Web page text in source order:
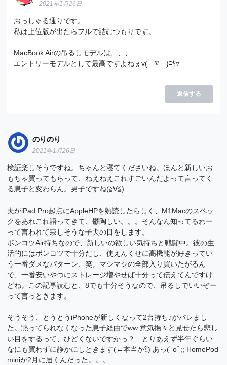
2021年1月26日
おっしゃる通りです。
私は上位版が出たらフルで詰むつもりです。
MacBook Airの吊るしモデルは、、、
エントリーモデルとして最高ですよねぇv(￣∇￣)ﾆﾔｯ
返信する
のりのり
2021年1月26日
検証楽しそうですね。ちゃんと寝てくださいね。ほんと新しいお
もちゃ買ってもらって、ねえねえこれすごいんだよって言ってく
る息子と変わらん。男子ですね(≧∀≦)
夫がiPad Pro起点にAppleHPを熟読したらしく、M1Macのスペッ
クをあれこれ語ってきて、鬱陶しい。。。そんなん知ってるわー
って言われて寂しそうな子犬の目をします。
ポンコツAir持ちなので、新しいの欲しい気持ちと戦闘中。彼の生
活的にはポンコツで十分だし、使えんくせに高機能が好きってい
う一番ダメなパターン、笑。マシマシの全部入り買いたがるん
で、一番安いやつにストレージ増やせば十分って伝えてんですけ
どね。この記事読むと、8でも十分そうなので、吊るしでいいぞー
って言っときます。
そうそう、とうとうiPhoneが新しくなって2台持ち♪がバレまし
た。黙ってられなくなった息子経由でww 意気揚々と見せたら悲し
い目をするって、ひどくないですかっ？ とりあえず半年ぐらい
なにも買わずに静かにしときます(←本当か⁈) あっ(ﾟoﾟ;; HomePod
miniが2月に届くんだった。。。